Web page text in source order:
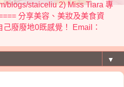
blogs/staiceliu 2) Miss Tiara 專
分享美容、美妝及美食資
廢廢地0既感覺！ Email：
▼